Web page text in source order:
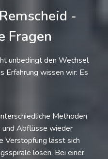
-
Fragen
unbedingt den Wechsel
Erfahrung wissen wir: Es
Methoden
und Abflüsse wieder
Verstopfung lässt sich
lösen. Bei einer